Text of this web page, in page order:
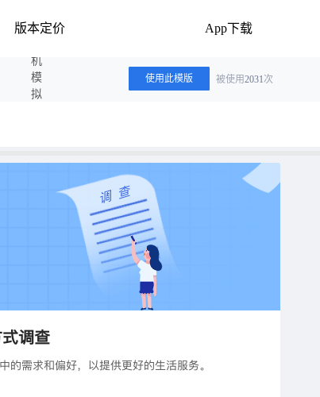
版本定价 App下载
手机模拟答题
使用此模版 被使用2031次